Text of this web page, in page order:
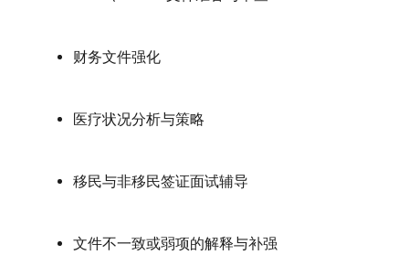
财务文件强化
医疗状况分析与策略
移民与非移民签证面试辅导
文件不一致或弱项的解释与补强